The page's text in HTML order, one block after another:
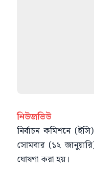
নিউজভিউ
নির্বাচন কমিশনে
সোমবার (১২ জানুয়ারি)
ঘোষণা করা হয়।